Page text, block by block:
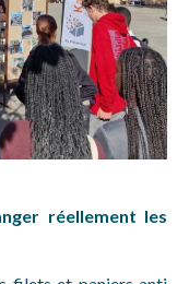
réellement les